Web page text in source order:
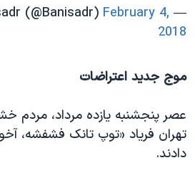
— Abolhassan Banisadr (@Banisadr)
February 4,
2018
موج جدید اعتراضات
عصر پنجشنبه یازده مرداد، مردم
تهران فریاد «توپ تانک فشفشه،
دادند.